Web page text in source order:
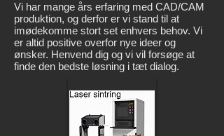
Vi har mange års erfaring med CAD/CAM
produktion, og derfor er vi stand til at
imødekomme stort set enhvers behov. Vi
er altid positive overfor nye ideer og
ønsker. Henvend dig og vi vil forsøge at
finde den bedste løsning i tæt dialog.